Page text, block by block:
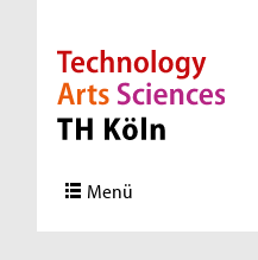
Direkt zur Hauptnavigation
Direkt zur Subnavigation
Direkt zum Inhalt
Direkt zum Fußbereich
Menü